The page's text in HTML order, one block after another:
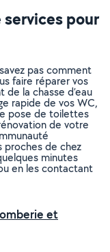
pour
pas comment
faire réparer vos
la chasse d’eau
rapide de vos WC,
pose de toilettes
de votre
proches de chez
minutes
en les contactant
et